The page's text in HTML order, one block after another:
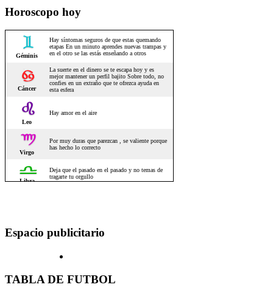
Horoscopo hoy
Espacio publicitario
TABLA DE FUTBOL